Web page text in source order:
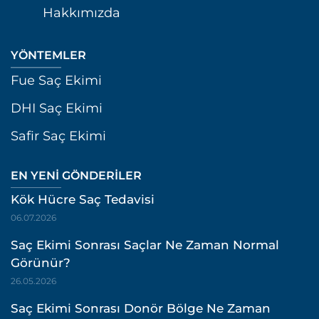
Hakkımızda
YÖNTEMLER
Fue Saç Ekimi
DHI Saç Ekimi
Safir Saç Ekimi
EN YENI GÖNDERILER
Kök Hücre Saç Tedavisi
06.07.2026
Saç Ekimi Sonrası Saçlar Ne Zaman Normal
Görünür?
26.05.2026
Saç Ekimi Sonrası Donör Bölge Ne Zaman